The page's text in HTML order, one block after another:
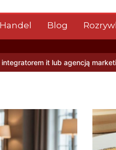
Handel Blog
zbuduj nowy strumień